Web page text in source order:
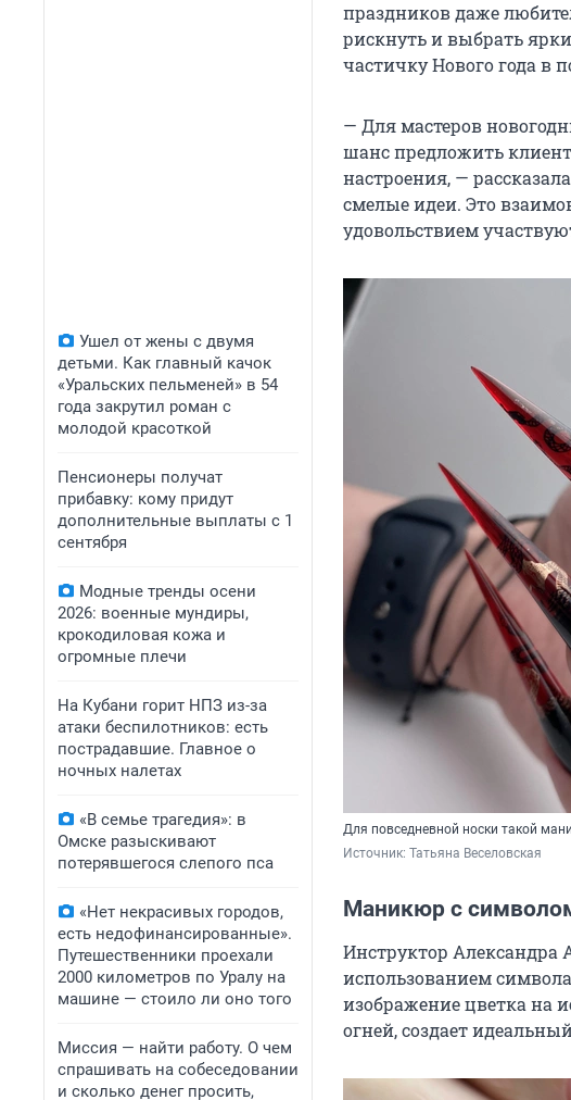
Ушел от жены с двумя
детьми. Как главный качок
«Уральских пельменей» в 54
года закрутил роман с
молодой красоткой
Пенсионеры получат
прибавку: кому придут
дополнительные выплаты с 1
сентября
Модные тренды осени
2026: военные мундиры,
крокодиловая кожа и
огромные плечи
На Кубани горит НПЗ из-за
атаки беспилотников: есть
пострадавшие. Главное о
ночных налетах
«В семье трагедия»: в
Омске разыскивают
потерявшегося слепого пса
«Нет некрасивых городов,
есть недофинансированные».
Путешественники проехали
2000 километров по Уралу на
машине — стоило ли оно того
Миссия — найти работу. О чем
спрашивать на собеседовании
и сколько денег просить,
праздников даже
рискнуть и выбрать
частичку Нового года в
— Для мастеров
шанс предложить
настроения, —
смелые идеи. Это
удовольствием
Для повседневной носки такой
Источник: Татьяна Веселовская
Маникюр с
Инструктор Александра
использованием
изображение цветка на
огней, создает